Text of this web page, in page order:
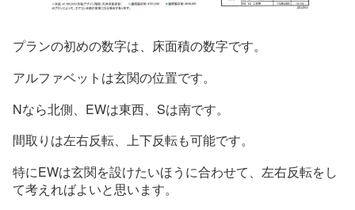
プランの初めの数字は、床面積の数字です。
アルファベットは玄関の位置です。
Nなら北側、EWは東西、Sは南です。
間取りは左右反転、上下反転も可能です。
特にEWは玄関を設けたいほうに合わせて、左右反転をし
て考えればよいと思います。